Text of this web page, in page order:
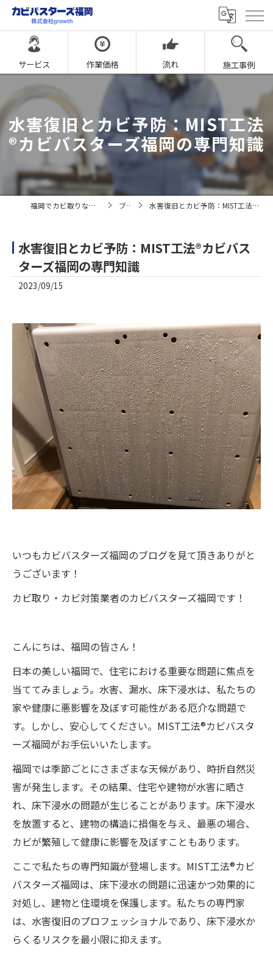
サービス 作業価格 流れ 施工事例
水害復旧とカビ予防：MIST工法
®カビバスターズ福岡の専門知識
福岡でカビ取りならカビバスターズ福岡 ブログ 水害復旧とカビ予防：MIST工法®カビバスターズ福岡の専門知識
水害復旧とカビ予防：MIST工法®カビバス
ターズ福岡の専門知識
2023/09/15
いつもカビバスターズ福岡のブログを見て頂きありがと
うございます！
カビ取り・カビ対策業者のカビバスターズ福岡です！
こんにちは、福岡の皆さん！
日本の美しい福岡で、住宅における重要な問題に焦点を
当ててみましょう。水害、漏水、床下浸水は、私たちの
家や健康に悪影響を及ぼす可能性がある厄介な問題で
す。しかし、安心してください。MIST工法®カビバスタ
ーズ福岡がお手伝いいたします。
福岡では季節ごとにさまざまな天候があり、時折自然災
害が発生します。その結果、住宅や建物が水害に晒さ
れ、床下浸水の問題が生じることがあります。床下浸水
を放置すると、建物の構造に損傷を与え、最悪の場合、
カビが繁殖して健康に影響を及ぼすこともあります。
ここで私たちの専門知識が登場します。MIST工法®カビ
バスターズ福岡は、床下浸水の問題に迅速かつ効果的に
対処し、建物と住環境を保護します。私たちの専門家
は、水害復旧のプロフェッショナルであり、床下浸水か
らくるリスクを最小限に抑えます。